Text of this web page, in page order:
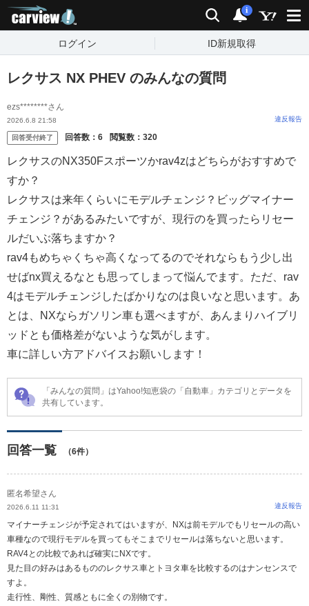
検索 通知
i
ログイン ID新規取得
レクサス NX PHEV のみんなの質問
ezs********さん
2026.6.8 21:58 違反報告
回答受付終了 回答数： 6 閲覧数： 320
レクサスのNX350Fスポーツかrav4zはどちらがおすすめで
すか？
レクサスは来年くらいにモデルチェンジ？ビッグマイナー
チェンジ？があるみたいですが、現行のを買ったらリセー
ルだいぶ落ちますか？
rav4もめちゃくちゃ高くなってるのでそれならもう少し出
せばnx買えるなとも思ってしまって悩んでます。ただ、rav
4はモデルチェンジしたばかりなのは良いなと思います。あ
とは、NXならガソリン車も選べますが、あんまりハイブリ
ッドとも価格差がないような気がします。
車に詳しい方アドバイスお願いします！
「みんなの質問」はYahoo!知恵袋の「自動車」カテゴリとデータを
共有しています。
回答一覧 （6件）
匿名希望さん
2026.6.11 11:31 違反報告
マイナーチェンジが予定されてはいますが、NXは前モデルでもリセールの高い
車種なので現行モデルを買ってもそこまでリセールは落ちないと思います。
RAV4との比較であれば確実にNXです。
見た目の好みはあるもののレクサス車とトヨタ車を比較するのはナンセンスで
すよ。
走行性、剛性、質感ともに全くの別物です。